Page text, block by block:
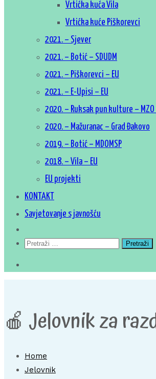
Vrtićka kuća Vila
Vrtićka kuće Piškorevci
2021. – Sjever
2021. – Botić – SDUDM
2021. – Piškorevci – EU
2021. – E-Upisi – EU
2020. – Ruksak pun kulture – MZO
2020. – Mažuranac – Grad Đakovo
2019. – Botić – MDOMSP
2018. – Vila – EU
EU projekti
KONTAKT
Savjetovanje s javnošću
Pretraži:
🍎 Jelovnik za
Home
Jelovnik